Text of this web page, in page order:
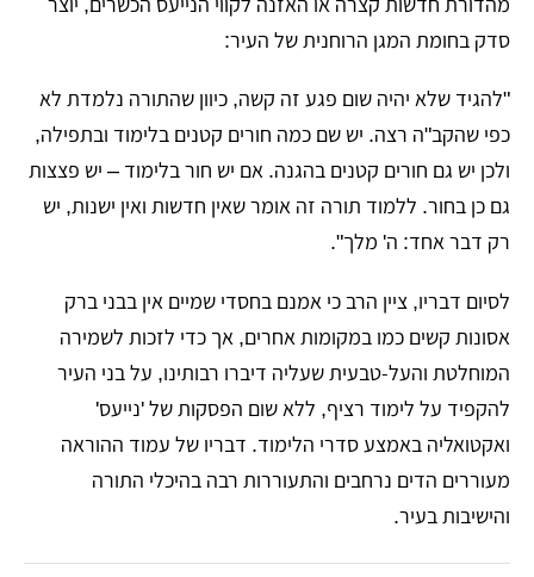
סדק בחומת המגן הרוחנית של העיר:
"להגיד שלא יהיה שום פגע זה קשה, כיוון שהתורה נלמדת לא
כפי שהקב"ה רצה. יש שם כמה חורים קטנים בלימוד ובתפילה,
ולכן יש גם חורים קטנים בהגנה. אם יש חור בלימוד – יש פצצות
גם כן בחור. ללמוד תורה זה אומר שאין חדשות ואין ישנות, יש
רק דבר אחד: ה' מלך".
לסיום דבריו, ציין הרב כי אמנם בחסדי שמיים אין בבני ברק
אסונות קשים כמו במקומות אחרים, אך כדי לזכות לשמירה
המוחלטת והעל-טבעית שעליה דיברו רבותינו, על בני העיר
להקפיד על לימוד רציף, ללא שום הפסקות של 'נייעס'
ואקטואליה באמצע סדרי הלימוד. דבריו של עמוד ההוראה
מעוררים הדים נרחבים והתעוררות רבה בהיכלי התורה
והישיבות בעיר.